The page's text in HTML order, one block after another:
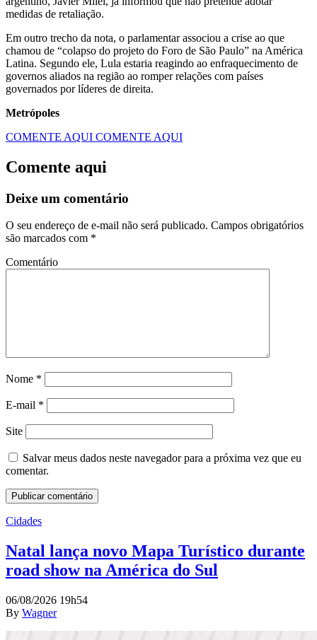
medidas de retaliação.
Em outro trecho da nota, o parlamentar associou a crise ao que
chamou de “colapso do projeto do Foro de São Paulo” na América
Latina. Segundo ele, Lula estaria reagindo ao enfraquecimento de
governos aliados na região ao romper relações com países
governados por líderes de direita.
Metrópoles
COMENTE AQUI COMENTE AQUI
Comente aqui
Deixe um comentário
O seu endereço de e-mail não será publicado. Campos obrigatórios
são marcados com *
Comentário
Nome *
E-mail *
Site
Salvar meus dados neste navegador para a próxima vez que eu
comentar.
Cidades
Natal lança novo Mapa Turístico durante
road show na América do Sul
06/08/2026 19h54
By Wagner